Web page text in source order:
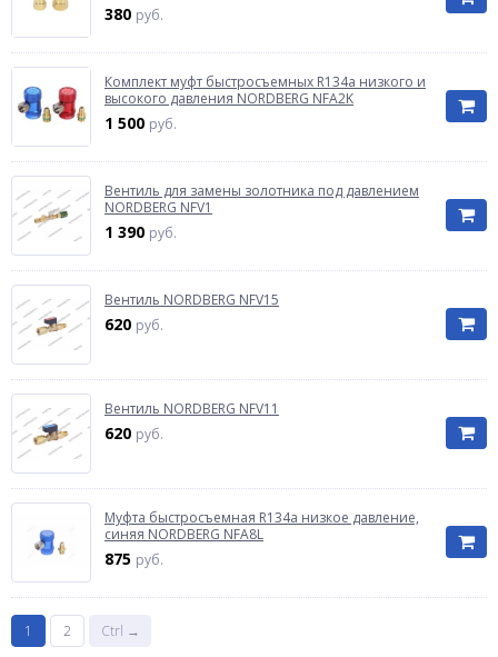
380 руб.
Комплект муфт быстросъемных R134a низкого и
высокого давления NORDBERG NFA2K
1 500 руб.
Вентиль для замены золотника под давлением
NORDBERG NFV1
1 390 руб.
Вентиль NORDBERG NFV15
620 руб.
Вентиль NORDBERG NFV11
620 руб.
Муфта быстросъемная R134a низкое давление,
синяя NORDBERG NFA8L
875 руб.
1 2 Ctrl →